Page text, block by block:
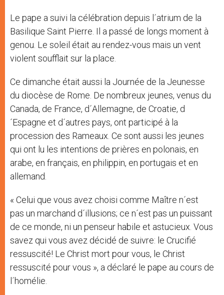
Le pape a suivi la célébration depuis l´atrium de la
Basilique Saint Pierre. Il a passé de longs moment à
genou. Le soleil était au rendez-vous mais un vent
violent soufflait sur la place.
Ce dimanche était aussi la Journée de la Jeunesse
du diocèse de Rome. De nombreux jeunes, venus du
Canada, de France, d´Allemagne, de Croatie, d
´Espagne et d´autres pays, ont participé à la
procession des Rameaux. Ce sont aussi les jeunes
qui ont lu les intentions de prières en polonais, en
arabe, en français, en philippin, en portugais et en
allemand.
« Celui que vous avez choisi comme Maître n´est
pas un marchand d´illusions; ce n´est pas un puissant
de ce monde, ni un penseur habile et astucieux. Vous
savez qui vous avez décidé de suivre: le Crucifié
ressuscité! Le Christ mort pour vous, le Christ
ressuscité pour vous », a déclaré le pape au cours de
l´homélie.